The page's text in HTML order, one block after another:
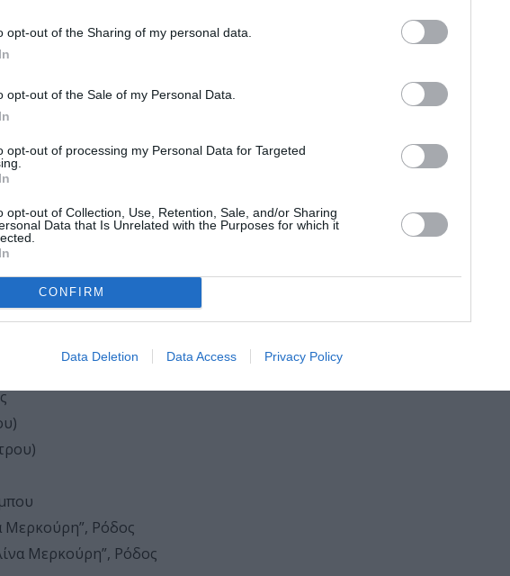
opt-out of the Sharing of my personal data.
opt-out of the Sale of my Personal Data.
opt-out of processing my Personal Data for Targeted
opt-out of Collection, Use, Retention, Sale, and/or Sharing
Data that Is Unrelated with the Purposes for which it
CONFIRM
Data Deletion Data Access Privacy Policy
Βόλος
Μερκούρη”, Ρόδος
Μερκούρη”, Ρόδος